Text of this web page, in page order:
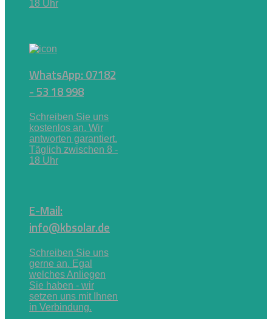
18 Uhr
WhatsApp: 07182
- 53 18 998
Schreiben Sie uns
kostenlos an. Wir
antworten garantiert.
Täglich zwischen 8 -
18 Uhr
E-Mail:
info@kbsolar.de
Schreiben Sie uns
gerne an. Egal
welches Anliegen
Sie haben - wir
setzen uns mit Ihnen
in Verbindung.